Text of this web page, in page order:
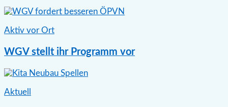
Aktiv vor Ort
WGV stellt ihr Programm vor
Aktuell